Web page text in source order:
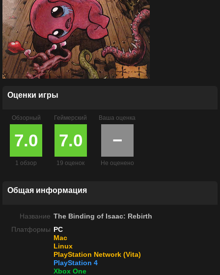
Оценки игры
Обзорный
7.0
1 обзор
Геймерский
7.0
19 оценок
Ваша оценка
−
Не оценено
Общая информация
Название The Binding of Isaac: Rebirth
Платформы PC
Mac
Linux
PlayStation Network (Vita)
PlayStation 4
Xbox One